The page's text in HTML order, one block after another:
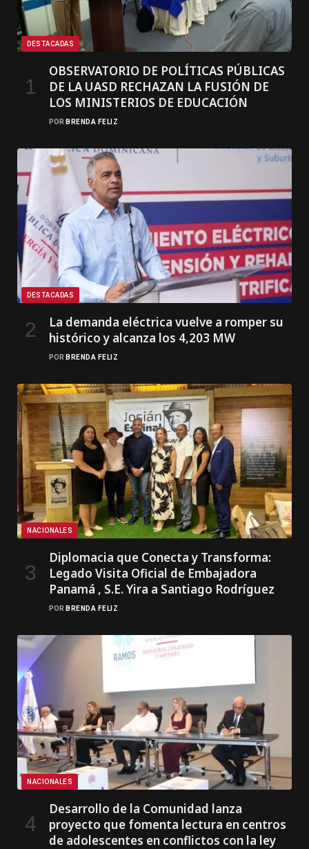
DESTACADAS
OBSERVATORIO DE POLÍTICAS PÚBLICAS
DE LA UASD RECHAZAN LA FUSIÓN DE
LOS MINISTERIOS DE EDUCACIÓN
POR BRENDA FELIZ
DESTACADAS
La demanda eléctrica vuelve a romper su
histórico y alcanza los 4,203 MW
POR BRENDA FELIZ
NACIONALES
Diplomacia que Conecta y Transforma:
Legado Visita Oficial de Embajadora
Panamá , S.E. Yira a Santiago Rodríguez
POR BRENDA FELIZ
NACIONALES
Desarrollo de la Comunidad lanza
proyecto que fomenta lectura en centros
de adolescentes en conflictos con la ley